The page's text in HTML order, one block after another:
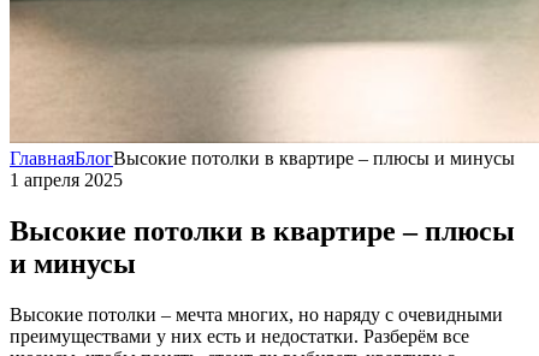
ГлавнаяБлогВысокие потолки в квартире – плюсы и минусы
1 апреля 2025
Высокие потолки в квартире – плюсы
и минусы
Высокие потолки – мечта многих, но наряду с очевидными
преимуществами у них есть и недостатки. Разберём все